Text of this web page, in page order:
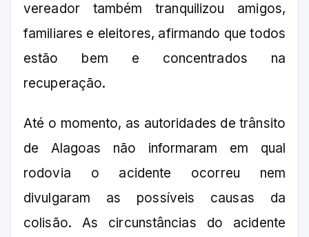
vereador também tranquilizou amigos,
familiares e eleitores, afirmando que todos
estão bem e concentrados na
recuperação.
Até o momento, as autoridades de trânsito
de Alagoas não informaram em qual
rodovia o acidente ocorreu nem
divulgaram as possíveis causas da
colisão. As circunstâncias do acidente